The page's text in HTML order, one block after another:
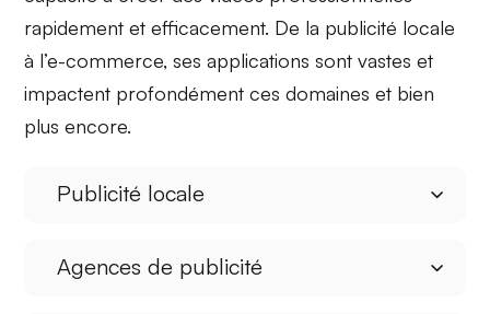
rapidement et efficacement. De la publicité locale
à l’e-commerce, ses applications sont vastes et
impactent profondément ces domaines et bien
plus encore.
Publicité locale
Agences de publicité